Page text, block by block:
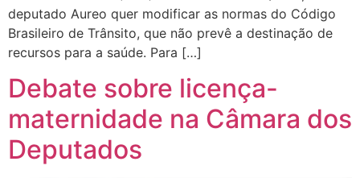
deputado Aureo quer modificar as normas do Código
Brasileiro de Trânsito, que não prevê a destinação de
recursos para a saúde. Para […]
Debate sobre licença-
maternidade na Câmara dos
Deputados